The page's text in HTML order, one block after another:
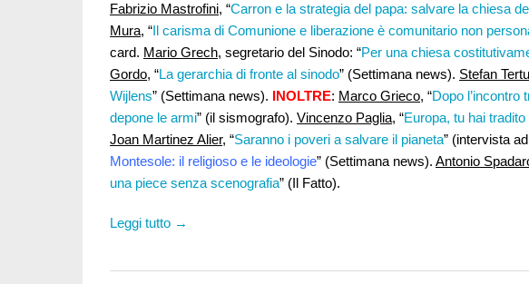
Fabrizio Mastrofini, “Carron e la strategia del papa: salvare la chiesa
Mura, “Il carisma di Comunione e liberazione è comunitario non
card. Mario Grech, segretario del Sinodo: “Per una chiesa
Gordo, “La gerarchia di fronte al sinodo” (Settimana news). Stefan
Wijlens” (Settimana news). INOLTRE: Marco Grieco, “Dopo
depone le armi” (il sismografo). Vincenzo Paglia, “Europa, tu hai
Joan Martinez Alier, “Saranno i poveri a salvare il pianeta” (intervista
Montesole: il religioso e le ideologie” (Settimana news). Antonio
una piece senza scenografia” (Il Fatto).
Leggi tutto →